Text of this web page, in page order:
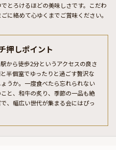
とろけるほどの美味しさです。こだわ
に絡めて心ゆくまでご賞味ください。
押しポイント
から徒歩2分というアクセスの良さ
半個室でゆったりと過ごす贅沢な
うか。一度食べたら忘れられない
と、和牛の炙り、季節の一品も絶
、幅広い世代が集まる会にはぴっ